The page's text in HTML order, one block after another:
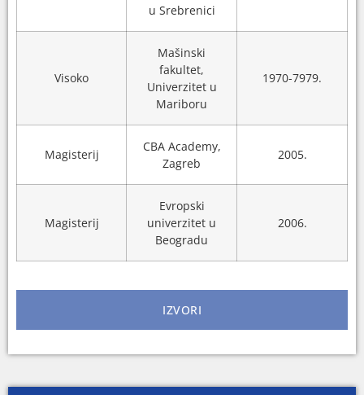
u Srebrenici
Visoko
Mašinski
fakultet,
Univerzitet u
Mariboru
1970-7979.
Magisterij
CBA Academy,
Zagreb
2005.
Magisterij
Evropski
univerzitet u
Beogradu
2006.
IZVORI